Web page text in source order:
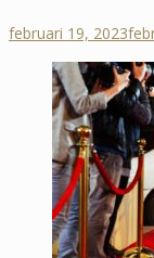
februari 19, 2023